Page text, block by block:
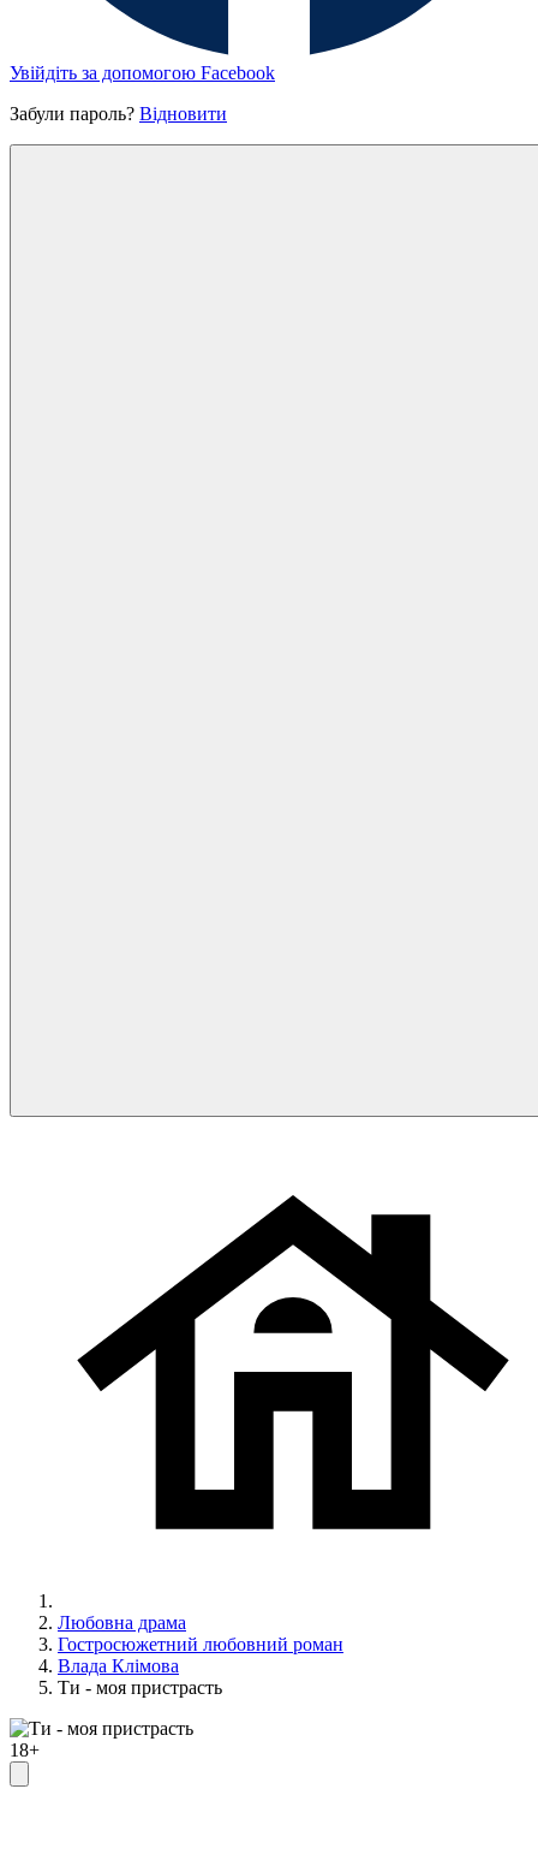
Увійдіть за допомогою Facebook
Забули пароль? Відновити
Любовна драма
Гостросюжетний любовний роман
Влада Клімова
Ти - моя пристрасть
18+